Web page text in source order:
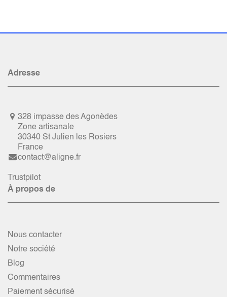
Adresse
328 impasse des Agonèdes
Zone artisanale
30340 St Julien les Rosiers
France
contact@aligne.fr
Trustpilot
À propos de
Nous contacter
Notre société
Blog
Commentaires
Paiement sécurisé